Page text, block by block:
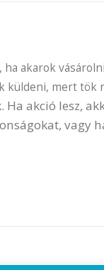
akarok
küldeni, mert tök
Ha akció lesz,
vagy